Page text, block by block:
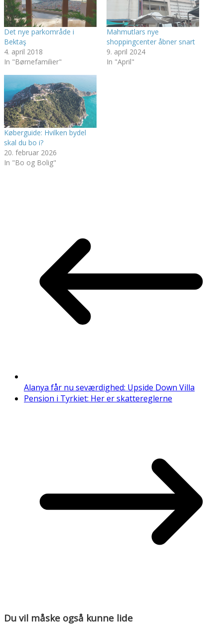
Det nye parkområde i
Bektaş
4. april 2018
In "Børnefamilier"
Mahmutlars nye
shoppingcenter åbner snart
9. april 2024
In "April"
Køberguide: Hvilken bydel
skal du bo i?
20. februar 2026
In "Bo og Bolig"
Alanya får nu seværdighed: Upside Down Villa
Pension i Tyrkiet: Her er skattereglerne
Du vil måske også kunne lide